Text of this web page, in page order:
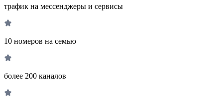
трафик на мессенджеры и сервисы
10 номеров на семью
более 200 каналов